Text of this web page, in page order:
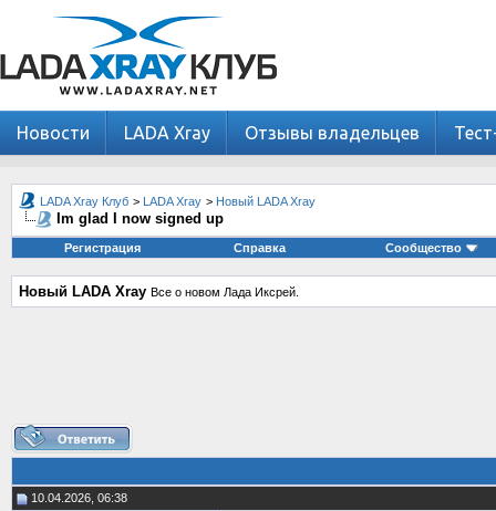
Новости LADA Xray Отзывы владельцев
LADA Xray Клуб > LADA Xray > Новый LADA Xray
Im glad I now signed up
Регистрация Справка Сообщество
Новый LADA Xray Все о новом Лада Иксрей.
10.04.2026, 06:38